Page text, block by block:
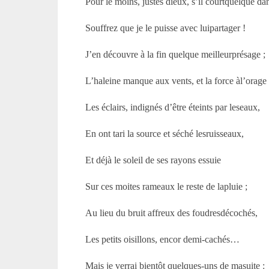
Souffrez que je le puisse avec luipartager !
J’en découvre à la fin quelque meilleurprésage ;
L’haleine manque aux vents, et la force àl’orage
Les éclairs, indignés d’être éteints par leseaux,
En ont tari la source et séché lesruisseaux,
Et déjà le soleil de ses rayons essuie
Sur ces moites rameaux le reste de lapluie ;
Au lieu du bruit affreux des foudresdécochés,
Les petits oisillons, encor demi-cachés…
Mais je verrai bientôt quelques-uns de masuite :